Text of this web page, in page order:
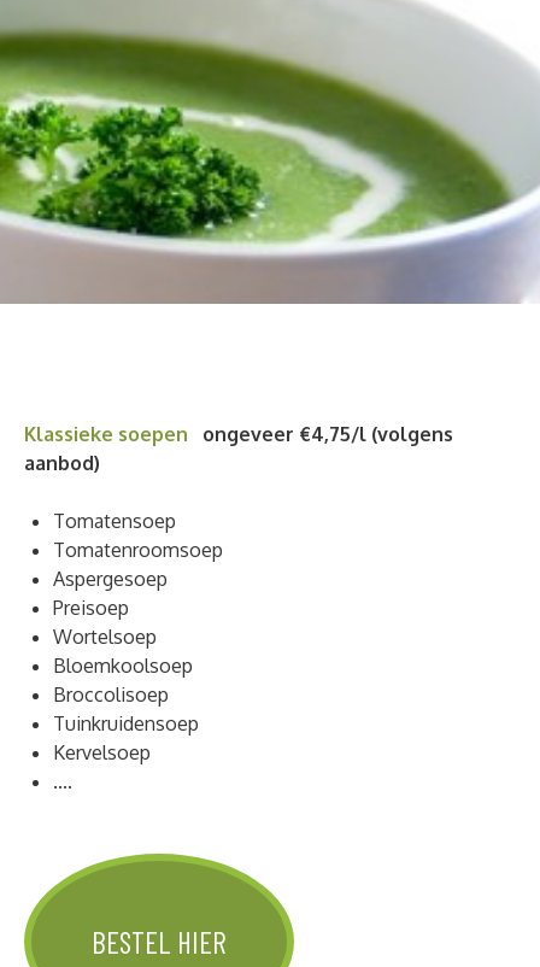
Klassieke soepen ongeveer €4,75/l (volgens
aanbod)
Tomatensoep
Tomatenroomsoep
Aspergesoep
Preisoep
Wortelsoep
Bloemkoolsoep
Broccolisoep
Tuinkruidensoep
Kervelsoep
....
BESTEL HIER